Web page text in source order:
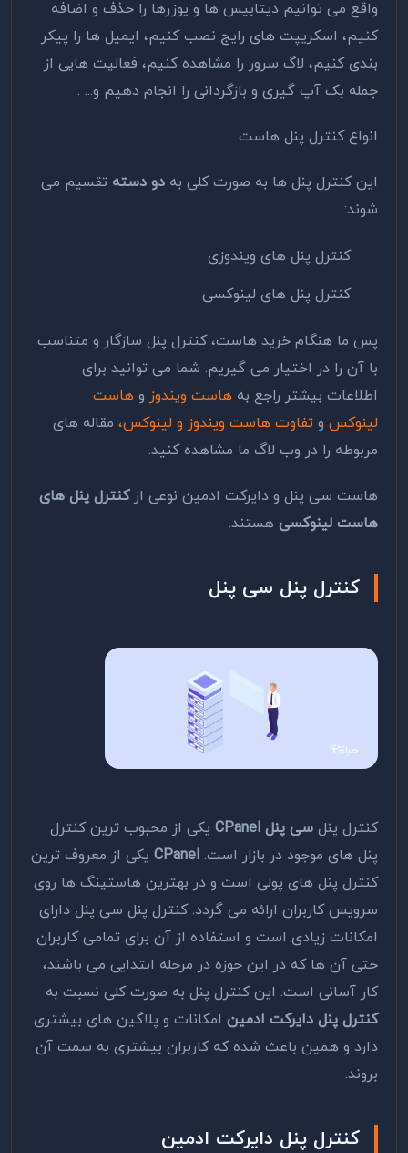
واقع می توانیم دیتابیس ها و یوزرها را حذف و اضافه
کنیم، اسکریپت های رایج نصب کنیم، ایمیل ها را پیکر
بندی کنیم، لاگ سرور را مشاهده کنیم، فعالیت هایی از
جمله بک آپ گیری و بازگردانی را انجام دهیم و... .
انواع کنترل پنل هاست
این کنترل پنل ها به صورت کلی به دو دسته تقسیم می
شوند:
کنترل پنل های ویندوزی
کنترل پنل های لینوکسی
پس ما هنگام خرید هاست، کنترل پنل سازگار و متناسب
با آن را در اختیار می گیریم. شما می توانید برای
اطلاعات بیشتر راجع به هاست ویندوز و هاست
لینوکس و تفاوت هاست ویندوز و لینوکس، مقاله های
مربوطه را در وب لاگ ما مشاهده کنید.
هاست سی پنل و دایرکت ادمین نوعی ازکنترل پنل های
هاست لینوکسی هستند.
کنترل پنل سی پنل
کنترل پنل سی پنل CPanel یکی از محبوب ترین کنترل
پنل های موجود در بازار است. CPanel یکی از معروف ترین
کنترل پنل های پولی است و در بهترین هاستینگ ها روی
سرویس کاربران ارائه می گردد. کنترل پنل سی پنل دارای
امکانات زیادی است و استفاده از آن برای تمامی کاربران
حتی آن ها که در این حوزه در مرحله ابتدایی می باشند،
کار آسانی است. این کنترل پنل به صورت کلی نسبت به
کنترل پنل دایرکت ادمین امکانات و پلاگین های بیشتری
دارد و همین باعث شده که کاربران بیشتری به سمت آن
بروند.
کنترل پنل دایرکت ادمین